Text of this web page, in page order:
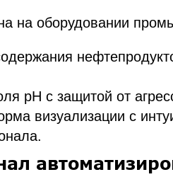
на оборудовании
pH с защитой от
визуализации с